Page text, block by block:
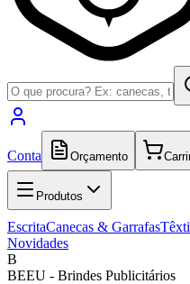
Conta Orçamento
Produtos
EscritaCanecas & Garrafas
Novidades
B
BEEU - Brindes Publicitários